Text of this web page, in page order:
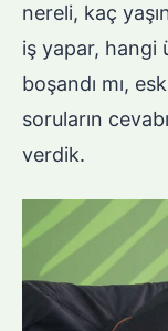
nereli, kaç
iş yapar, hangi
boşandı mı,
soruların
verdik.